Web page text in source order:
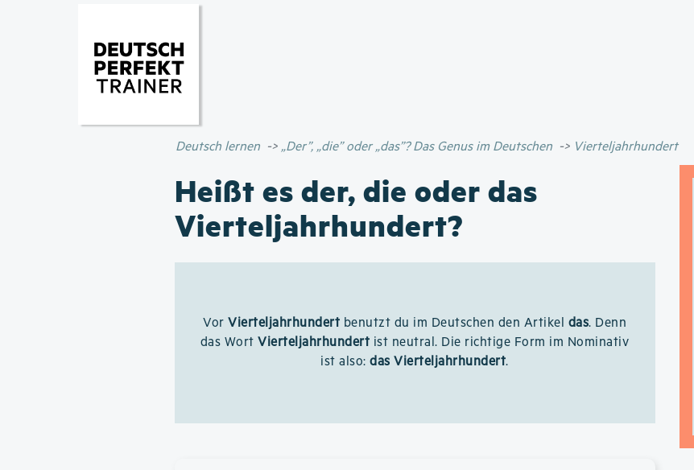
Deutsch lernen „Der”, „die” oder „das”? Das Genus im Deutschen Vierteljahrhundert
Heißt es der, die oder das
Vierteljahrhundert?
VorVierteljahrhundert benutzt du im Deutschen den Artikel das. Denn
das WortVierteljahrhundert ist neutral. Die richtige Form im Nominativ
ist also:das Vierteljahrhundert.